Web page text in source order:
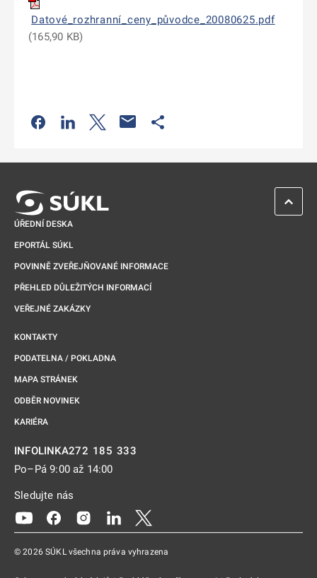
Datové_rozhranní_ceny_původce_20080625.pdf
(165,90 KB)
Odkaz se otevře na nové kartě
Odkaz se otevře na nové kartě
Odkaz se otevře na nové kartě
ÚŘEDNÍ DESKA
EPORTÁL SÚKL
POVINNĚ ZVEŘEJŇOVANÉ INFORMACE
PŘEHLED DŮLEŽITÝCH INFORMACÍ
VEŘEJNÉ ZAKÁZKY
KONTAKTY
PODATELNA / POKLADNA
MAPA STRÁNEK
ODBĚR NOVINEK
KARIÉRA
INFOLINKA272 185 333
Po–Pá 9:00 až 14:00
Sledujte nás
Odkaz se otevře na nové kartě
Odkaz se otevře na nové kartě
Odkaz se otevře na nové kartě
Odkaz se otevře na nové kartě
© 2026 SÚKL všechna práva vyhrazena
ZPĚT